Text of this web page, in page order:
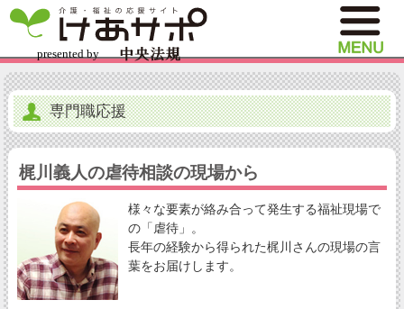
専門職応援
梶川義人の虐待相談の現場から
様々な要素が絡み合って発生する福祉現場で
の「虐待」。
長年の経験から得られた梶川さんの現場の言
葉をお届けします。